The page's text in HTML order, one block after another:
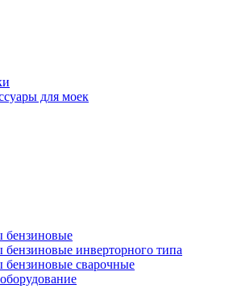
для моек
бензиновые
бензиновые инверторного типа
бензиновые сварочные